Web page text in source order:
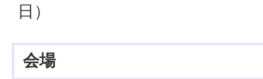
日）
会場